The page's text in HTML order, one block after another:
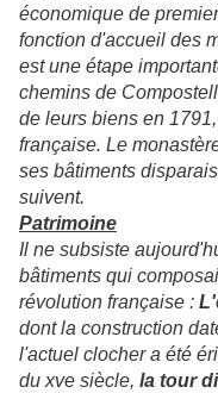
économique de
fonction d'accueil des
est une étape
chemins de
de leurs biens en
française. Le
ses bâtiments
suivent.
Patrimoine
Il ne subsiste
bâtiments qui
révolution française :
dont la construction
l'actuel clocher a été
du xve siècle, la tour